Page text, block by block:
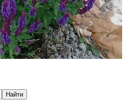
добавки, химия
Найти